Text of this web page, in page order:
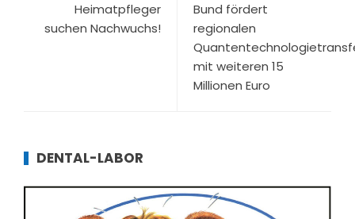
Heimatpfleger
suchen Nachwuchs!
Bund fördert
regionalen
mit weiteren 15
Millionen Euro
DENTAL-LABOR